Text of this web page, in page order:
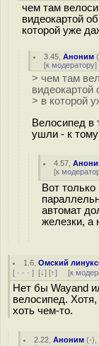
чем там
видеокартой
которой уже
3.45 ,Аноним (
[к модератору]
> чем там
видеокартой
> в которой
Велосипед в
ушли - к
4.57 ,
[к
Вот
автомат
железки, а
1.6 ,Омский
[ · · · ] [↓] [↑] [к
Нет бы Wayand
велосипед. Хотя,
хоть чем-то.
2.22 ,Аноним (-),